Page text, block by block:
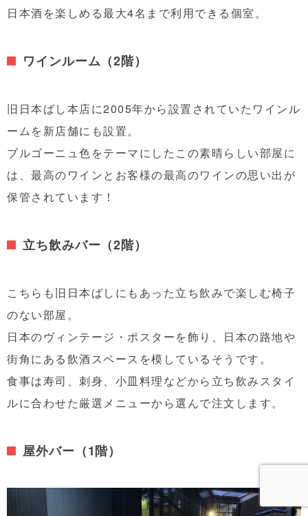
日本酒を楽しめる最大4名まで利用できる個室。
ワインルーム（2階）
旧日本ばし本店に2005年から設置されていたワインル
ームを新店舗にも設置。
ブルゴーニュ色をテーマにしたこの素晴らしい部屋に
は、最高のワインとお客様の最高のワインの思い出が
保管されています！
立ち飲みバー（2階）
こちらも旧日本ばしにもあった立ち飲みで楽しむ椅子
のない部屋。
日本のヴィンテージ・ポスターを飾り、日本の路地や
街角にある飲酒スペースを模しているそうです。
食事は寿司、刺身、小皿料理などから立ち飲みスタイ
ルに合わせた厳選メニューから選んで注文します。
屋外バー（1階）